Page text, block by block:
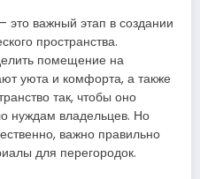
это важный этап в создании
пространства.
помещение на
уюта и комфорта, а также
так, чтобы оно
нуждам владельцев. Но
важно правильно
для перегородок.